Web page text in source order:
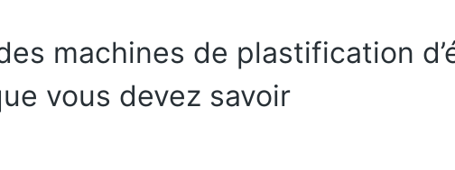
machines de plastification
vous devez savoir